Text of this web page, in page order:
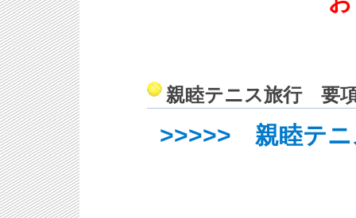
親睦テニス旅行 要
>>>>> 親睦テニ